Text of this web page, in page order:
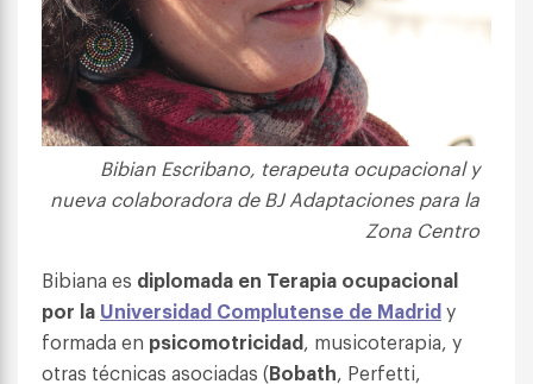
Bibian Escribano, terapeuta ocupacional y
nueva colaboradora de BJ Adaptaciones para la
Zona Centro
Bibiana es diplomada en Terapia ocupacional
por la Universidad Complutense de Madridy
formada en psicomotricidad, musicoterapia, y
otras técnicas asociadas (Bobath, Perfetti,